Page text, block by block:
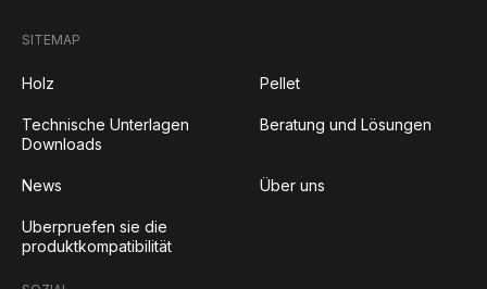
SITEMAP
Holz Pellet
Technische Unterlagen
Downloads
Beratung und Lösungen
News Über uns
Uberpruefen sie die
produktkompatibilität